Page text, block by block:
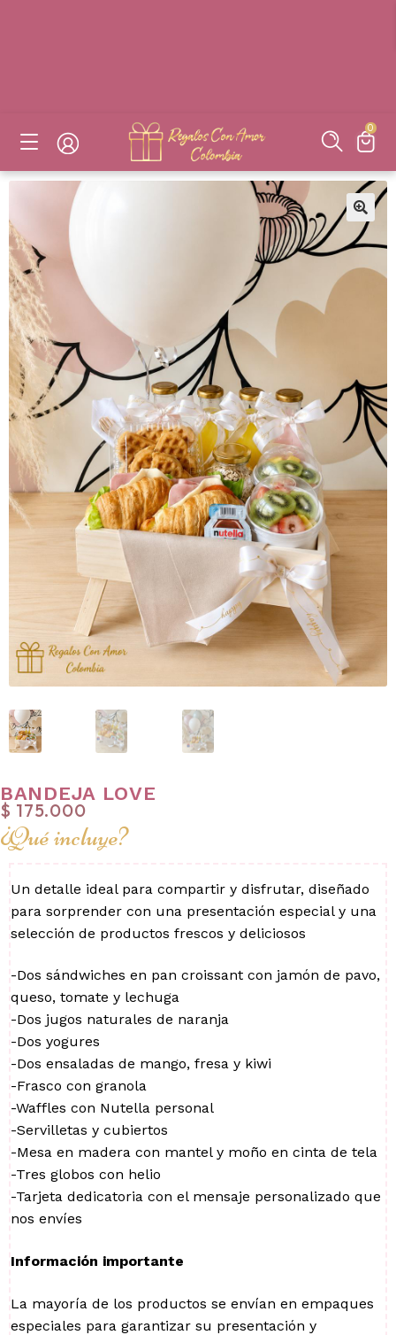
0
BANDEJA LOVE
$ 175.000
¿Qué incluye?
Un detalle ideal para compartir y disfrutar, diseñado
para sorprender con una presentación especial y una
selección de productos frescos y deliciosos
-Dos sándwiches en pan croissant con jamón de pavo,
queso, tomate y lechuga
-Dos jugos naturales de naranja
-Dos yogures
-Dos ensaladas de mango, fresa y kiwi
-Frasco con granola
-Waffles con Nutella personal
-Servilletas y cubiertos
-Mesa en madera con mantel y moño en cinta de tela
-Tres globos con helio
-Tarjeta dedicatoria con el mensaje personalizado que
nos envíes
Información importante
La mayoría de los productos se envían en empaques
especiales para garantizar su presentación y